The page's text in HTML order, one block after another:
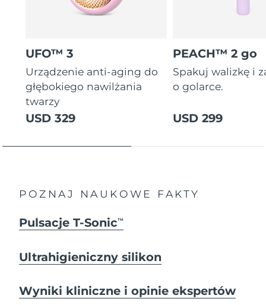
UFO™ 3
Urządzenie anti-aging do
głębokiego nawilżania
twarzy
USD 329
PEACH™ 2 go
Spakuj walizkę i
o golarce.
USD 299
POZNAJ NAUKOWE FAKTY
Pulsacje T-SonicTM
Ultrahigieniczny silikon
Wyniki kliniczne i opinie ekspertów